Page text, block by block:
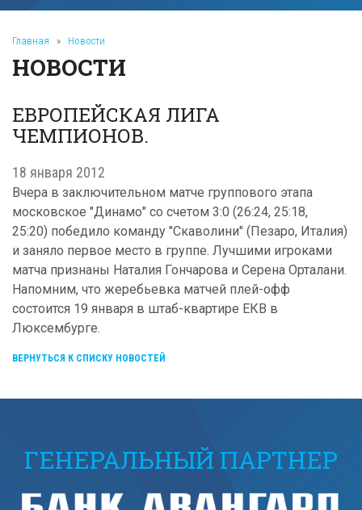
Главная » Новости
НОВОСТИ
ЕВРОПЕЙСКАЯ ЛИГА
ЧЕМПИОНОВ.
18 января 2012
Вчера в заключительном матче группового этапа
московское "Динамо" со счетом 3:0 (26:24, 25:18,
25:20) победило команду "Скаволини" (Пезаро, Италия)
и заняло первое место в группе. Лучшими игроками
матча признаны Наталия Гончарова и Серена Орталани.
Напомним, что жеребьевка матчей плей-офф
состоится 19 января в штаб-квартире ЕКВ в
Люксембурге.
ВЕРНУТЬСЯ К СПИСКУ НОВОСТЕЙ
ГЕНЕРАЛЬНЫЙ ПАРТНЕР